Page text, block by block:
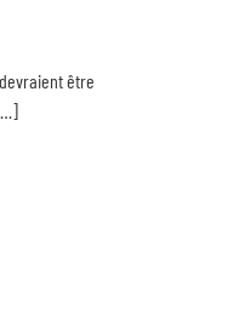
être